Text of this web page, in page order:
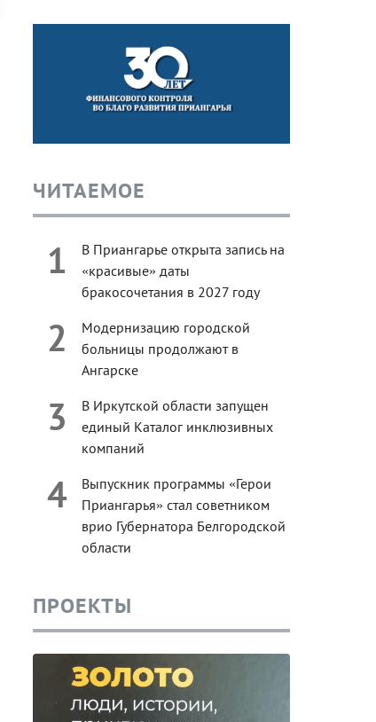
ЧИТАЕМОЕ
1
В Приангарье открыта запись на
«красивые» даты
бракосочетания в 2027 году
2
Модернизацию городской
больницы продолжают в
Ангарске
3
В Иркутской области запущен
единый Каталог инклюзивных
компаний
4
Выпускник программы «Герои
Приангарья» стал советником
врио Губернатора Белгородской
области
ПРОЕКТЫ